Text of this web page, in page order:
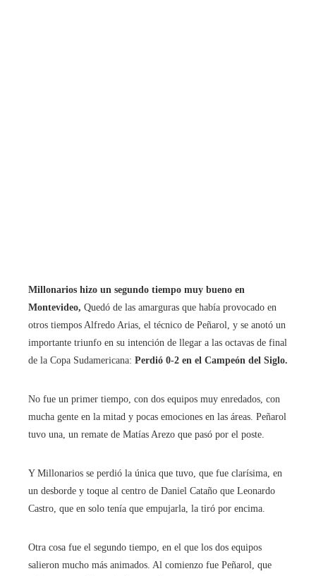
Millonarios hizo un segundo tiempo muy bueno en
Montevideo, Quedó de las amarguras que había provocado en
otros tiempos Alfredo Arias, el técnico de Peñarol, y se anotó un
importante triunfo en su intención de llegar a las octavas de final
de la Copa Sudamericana: Perdió 0-2 en el Campeón del Siglo.
No fue un primer tiempo, con dos equipos muy enredados, con
mucha gente en la mitad y pocas emociones en las áreas. Peñarol
tuvo una, un remate de Matías Arezo que pasó por el poste.
Y Millonarios se perdió la única que tuvo, que fue clarísima, en
un desborde y toque al centro de Daniel Cataño que Leonardo
Castro, que en solo tenía que empujarla, la tiró por encima.
Otra cosa fue el segundo tiempo, en el que los dos equipos
salieron mucho más animados. Al comienzo fue Peñarol, que